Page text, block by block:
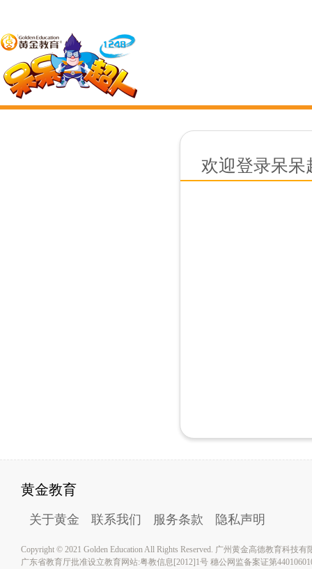
欢迎登录呆呆
黄金教育
关于黄金 联系我们 服务条款 隐私声明
Copyright © 2021 Golden Education All Rights Reserved. 广州黄金高德教育科技有
广东省教育厅批准设立教育网站:粤教信息[2012]1号 穗公网监备案证第